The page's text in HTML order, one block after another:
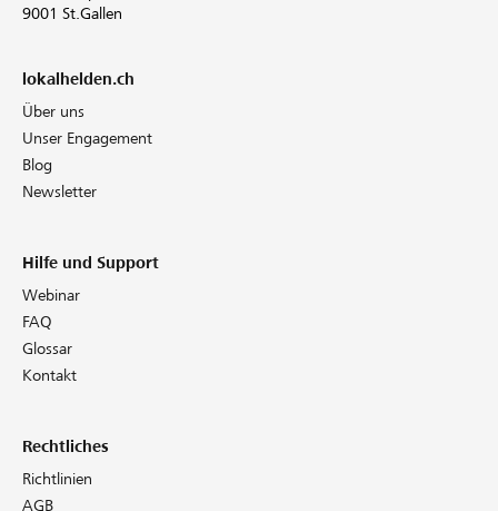
9001 St.Gallen
lokalhelden.ch
Über uns
Unser Engagement
Blog
Newsletter
Hilfe und Support
Webinar
FAQ
Glossar
Kontakt
Rechtliches
Richtlinien
AGB